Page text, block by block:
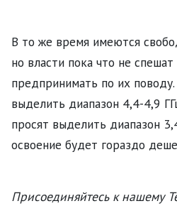
В то же время имеются
но власти пока что не
предпринимать по их
выделить диапазон 4,4-4,9
просят выделить диапазон
освоение будет гораздо
Присоединяйтесь к нашему